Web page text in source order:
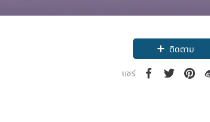
ติดตาม
แชร์